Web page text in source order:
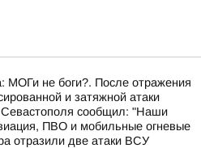
МОГи не боги?. После отражения
и затяжной атаки
Севастополя сообщил: "Наши
ПВО и мобильные огневые
отразили две атаки ВСУ